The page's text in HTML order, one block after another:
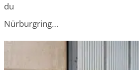
du
Nürburgring…